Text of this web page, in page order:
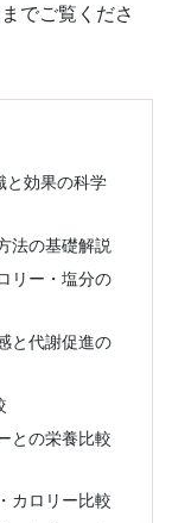
でご覧くださ
と効果の科学
法の基礎解説
リー・塩分の
と代謝促進の
との栄養比較
カロリー比較